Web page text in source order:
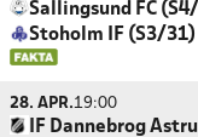
Sallingsund FC
Stoholm IF (S3/31)
28. APR.19:00
IF Dannebrog